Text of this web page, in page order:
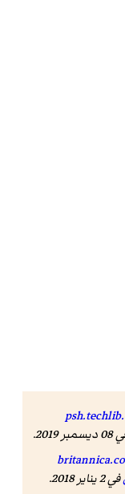
2019.
في 2 يناير 2018.